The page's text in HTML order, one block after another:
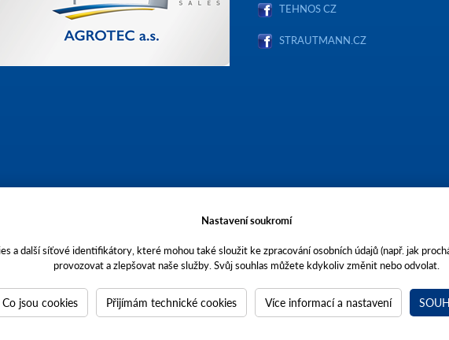
TEHNOS CZ
STRAUTMANN.CZ
v Hustopečích, Brněnská 74, PSČ 69301, IČO 00544957,
138. Společnost AGROTEC a.s. je členem koncernu AGROFERT řízeného společností
149 00 Praha 4.
Nastavení soukromí
a další síťové identifikátory, které mohou také sloužit ke zpracování osobních údajů (např. jak
provozovat a zlepšovat naše služby. Svůj souhlas můžete kdykoliv změnit nebo odvolat.
Co jsou cookies Přijímám technické cookies Více informací a nastavení